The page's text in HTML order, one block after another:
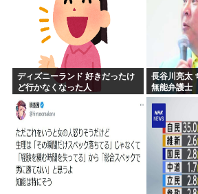
ディズニーランド 好きだったけ
ど行かなくなった人
長谷川亮太
無能弁護士